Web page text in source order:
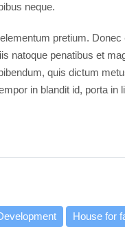
neque.
pretium.
natoque penatibus et
quis dictum
in blandit id, porta
House for